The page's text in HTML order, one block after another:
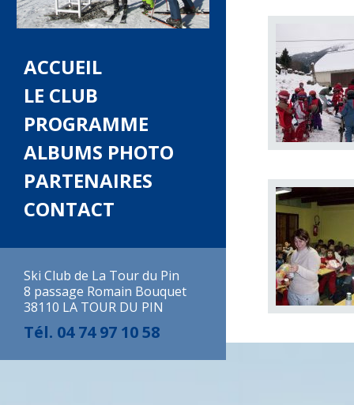
ACCUEIL
LE CLUB
PROGRAMME
ALBUMS PHOTO
PARTENAIRES
CONTACT
Ski Club de La Tour du Pin
8 passage Romain Bouquet
38110 LA TOUR DU PIN
Tél. 04 74 97 10 58